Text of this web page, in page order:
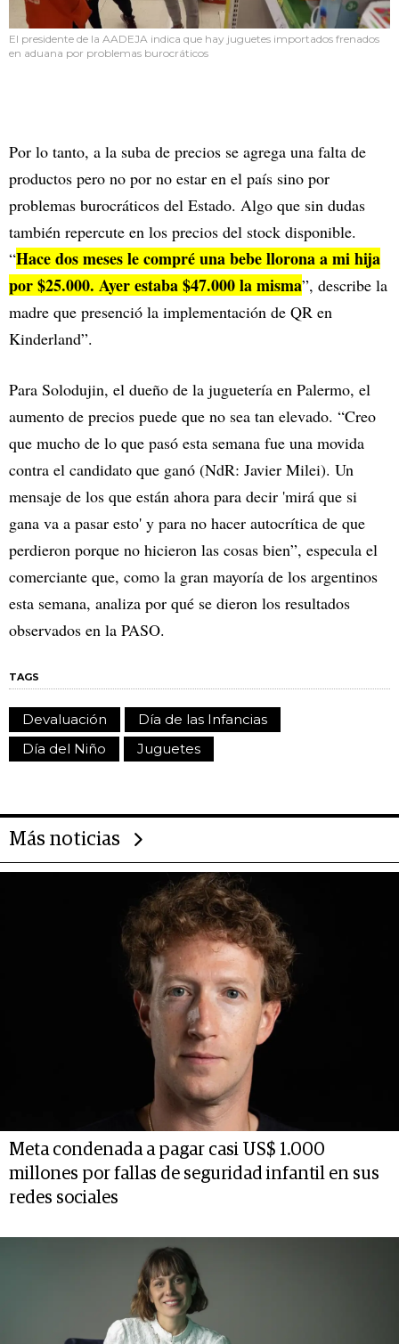
El presidente de la AADEJA indica que hay juguetes importados frenados
en aduana por problemas burocráticos
Por lo tanto, a la suba de precios se agrega una falta de
productos pero no por no estar en el país sino por
problemas burocráticos del Estado. Algo que sin dudas
también repercute en los precios del stock disponible.
“Hace dos meses le compré una bebe llorona a mi hija
por $25.000. Ayer estaba $47.000 la misma”, describe la
madre que presenció la implementación de QR en
Kinderland”.
Para Solodujin, el dueño de la juguetería en Palermo, el
aumento de precios puede que no sea tan elevado. “Creo
que mucho de lo que pasó esta semana fue una movida
contra el candidato que ganó (NdR: Javier Milei). Un
mensaje de los que están ahora para decir 'mirá que si
gana va a pasar esto' y para no hacer autocrítica de que
perdieron porque no hicieron las cosas bien”, especula el
comerciante que, como la gran mayoría de los argentinos
esta semana, analiza por qué se dieron los resultados
observados en la PASO.
TAGS
Devaluación
Día de las Infancias
Día del Niño
Juguetes
Más noticias
Meta condenada a pagar casi US$ 1.000
millones por fallas de seguridad infantil en sus
redes sociales